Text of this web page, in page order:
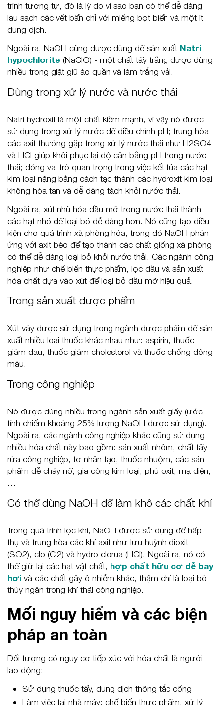
trình tương tự, đó là lý do vì sao bạn có thể dễ dàng
lau sạch các vết bẩn chỉ với miếng bọt biển và một ít
dung dịch.
Ngoài ra, NaOH cũng được dùng để sản xuất Natri
hypochlorite (NaClO) - một chất tẩy trắng được dùng
nhiều trong giặt giũ áo quần và làm trắng vải.
Dùng trong xử lý nước và nước thải
Natri hydroxit là một chất kiềm mạnh, vì vậy nó được
sử dụng trong xử lý nước để điều chỉnh pH; trung hòa
các axit thường gặp trong xử lý nước thải như H2SO4
và HCl giúp khôi phục lại độ cân bằng pH trong nước
thải; đóng vai trò quan trọng trong việc kết tủa các hạt
kim loại nặng bằng cách tạo thành các hydroxit kim loại
không hòa tan và dễ dàng tách khỏi nước thải.
Ngoài ra, xút nhũ hóa dầu mỡ trong nước thải thành
các hạt nhỏ để loại bỏ dễ dàng hơn. Nó cũng tạo điều
kiện cho quá trình xà phòng hóa, trong đó NaOH phản
ứng với axit béo để tạo thành các chất giống xà phòng
có thể dễ dàng loại bỏ khỏi nước thải. Các ngành công
nghiệp như chế biến thực phẩm, lọc dầu và sản xuất
hóa chất dựa vào xút để loại bỏ dầu mỡ hiệu quả.
Trong sản xuất dược phẩm
Xút vảy được sử dụng trong ngành dược phẩm để sản
xuất nhiều loại thuốc khác nhau như: aspirin, thuốc
giảm đau, thuốc giảm cholesterol và thuốc chống đông
máu.
Trong công nghiệp
Nó được dùng nhiều trong ngành sản xuất giấy (ước
tính chiếm khoảng 25% lượng NaOH được sử dụng).
Ngoài ra, các ngành công nghiệp khác cũng sử dụng
nhiều hóa chất này bao gồm: sản xuất nhôm, chất tẩy
rửa công nghiệp, tơ nhân tạo, thuốc nhuộm, các sản
phẩm dễ cháy nổ, gia công kim loại, phủ oxit, mạ điện,
…
Có thể dùng NaOH để làm khô các chất khí
Trong quá trình lọc khí, NaOH được sử dụng để hấp
thụ và trung hòa các khí axit như lưu huỳnh dioxit
(SO2), clo (Cl2) và hydro clorua (HCl). Ngoài ra, nó có
thể giữ lại các hạt vật chất, hợp chất hữu cơ dễ bay
hơi và các chất gây ô nhiễm khác, thậm chí là loại bỏ
thủy ngân trong khí thải công nghiệp.
Mối nguy hiểm và các biện
pháp an toàn
Đối tượng có nguy cơ tiếp xúc với hóa chất là người
lao động:
Sử dụng thuốc tẩy, dung dịch thông tắc cống
Làm việc tại nhà máy: chế biến thực phẩm, xử lý